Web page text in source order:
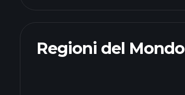
Regioni del Mondo